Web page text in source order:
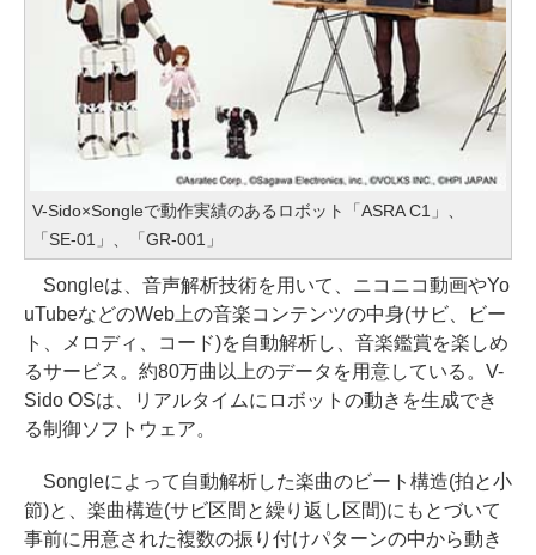
V-Sido×Songleで動作実績のあるロボット「ASRA C1」、
「SE-01」、「GR-001」
Songleは、音声解析技術を用いて、ニコニコ動画やYo
uTubeなどのWeb上の音楽コンテンツの中身(サビ、ビー
ト、メロディ、コード)を自動解析し、音楽鑑賞を楽しめ
るサービス。約80万曲以上のデータを用意している。V-
Sido OSは、リアルタイムにロボットの動きを生成でき
る制御ソフトウェア。
Songleによって自動解析した楽曲のビート構造(拍と小
節)と、楽曲構造(サビ区間と繰り返し区間)にもとづいて
事前に用意された複数の振り付けパターンの中から動き